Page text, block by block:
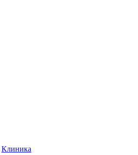
Клиника